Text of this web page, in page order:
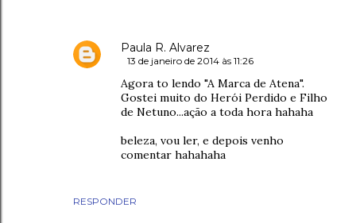
RESPONDER
Paula R. Alvarez
13 de janeiro de 2014 às 11:26
Agora to lendo "A Marca de Atena".
Gostei muito do Herói Perdido e Filho
de Netuno...ação a toda hora hahaha
beleza, vou ler, e depois venho
comentar hahahaha